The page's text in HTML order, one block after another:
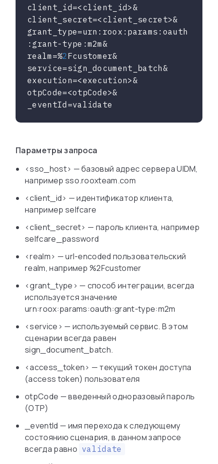
client_id
client_secret
grant_type=urn:roox:params:oauth
realm =%2
service
=sign_document_batch&
execution
otpCode
_eventId =validate
Параметры запроса
<sso_host> — базовый адрес сервера UIDM,
например sso.rooxteam.com
<client_id> — идентификатор клиента,
например selfcare
<client_secret> — пароль клиента, например
selfcare_password
<realm> — url-encoded пользовательский
realm, например %2Fcustomer
<grant_type> — способ интеграции, всегда
используется значение
urn:roox:params:oauth:grant-type:m2m
<service> — используемый сервис. В этом
сценарии всегда равен
sign_document_batch.
<access_token> — текущий токен доступа
(access token) пользователя
otpCode — введенный одноразовый пароль
(OTP)
_eventId — имя перехода к следующему
состоянию сценария, в данном запросе
всегда равно validate